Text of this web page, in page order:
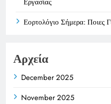
Εορτολόγιο Σήμερα: Ποιες
Αρχεία
December 2025
November 2025